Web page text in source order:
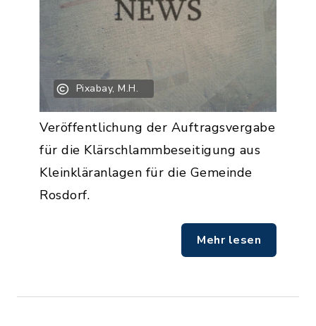
Pixabay, M.H.
Veröffentlichung der Auftragsvergabe
für die Klärschlammbeseitigung aus
Kleinkläranlagen für die Gemeinde
Rosdorf.
Mehr lesen